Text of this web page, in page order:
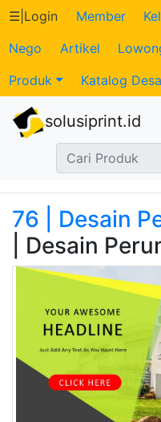
Katalog
Produk
Petugas
Transaksi
Tagihan
Berjalan
Pembayaran
Pendapatan
☰ Login Member
Nego
Artikel
Produk
Katalog
solusiprint.id
76 | Desain
| Desain